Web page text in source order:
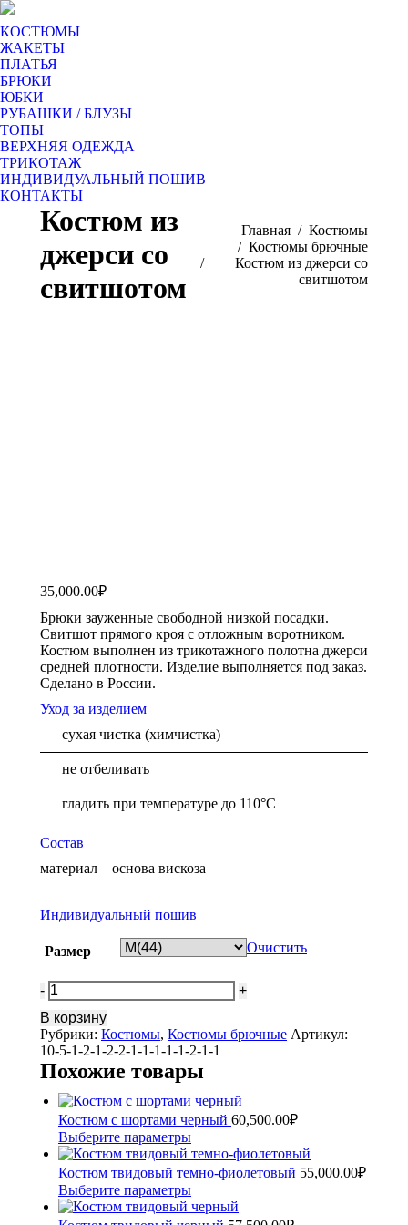
КОСТЮМЫ
ЖАКЕТЫ
ПЛАТЬЯ
БРЮКИ
ЮБКИ
РУБАШКИ / БЛУЗЫ
ТОПЫ
ВЕРХНЯЯ ОДЕЖДА
ТРИКОТАЖ
ИНДИВИДУАЛЬНЫЙ ПОШИВ
КОНТАКТЫ
Костюм из
джерси со
свитшотом
Вы здесь:Главная
Костюмы
Костюмы брючные
Костюм из джерси со
свитшотом
35,000.00₽
Брюки зауженные свободной низкой посадки.
Свитшот прямого кроя с отложным воротником.
Костюм выполнен из трикотажного полотна джерси
средней плотности. Изделие выполняется под заказ.
Сделано в России.
Уход за изделием
сухая чистка (химчистка)
не отбеливать
гладить при температуре до 110°С
Состав
материал – основа вискоза
Индивидуальный пошив
Размер Очистить
Количество
Костюм
из
джерси
со
свитшотом
В корзину
Рубрики: Костюмы, Костюмы брючные Артикул:
10-5-1-2-1-2-2-1-1-1-1-1-2-1-1
Похожие товары
Костюм с шортами черный 60,500.00₽
Выберите параметрыЭтот
товар
имеет
несколько
вариаций.
Опции
Костюм твидовый темно-фиолетовый 55,000.00₽
Выберите параметрыЭтот
товар
имеет